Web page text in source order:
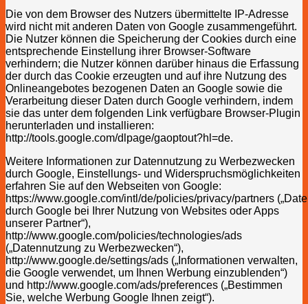
Die von dem Browser des Nutzers übermittelte IP-Adresse
wird nicht mit anderen Daten von Google zusammengeführt.
Die Nutzer können die Speicherung der Cookies durch eine
entsprechende Einstellung ihrer Browser-Software
verhindern; die Nutzer können darüber hinaus die Erfassung
der durch das Cookie erzeugten und auf ihre Nutzung des
Onlineangebotes bezogenen Daten an Google sowie die
Verarbeitung dieser Daten durch Google verhindern, indem
sie das unter dem folgenden Link verfügbare Browser-Plugin
herunterladen und installieren:
http://tools.google.com/dlpage/gaoptout?hl=de.
Weitere Informationen zur Datennutzung zu Werbezwecken
durch Google, Einstellungs- und Widerspruchsmöglichkeiten
erfahren Sie auf den Webseiten von Google:
https://www.google.com/intl/de/policies/privacy/partners
durch Google bei Ihrer Nutzung von Websites oder Apps
unserer Partner“),
http://www.google.com/policies/technologies/ads
(„Datennutzung zu Werbezwecken“),
http://www.google.de/settings/ads („Informationen verwalten,
die Google verwendet, um Ihnen Werbung einzublenden“)
und http://www.google.com/ads/preferences („Bestimmen
Sie, welche Werbung Google Ihnen zeigt“).